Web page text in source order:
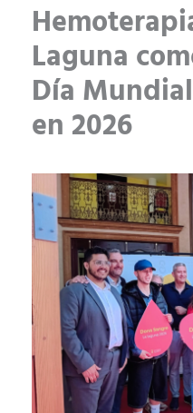
Laguna
Día
en 2026